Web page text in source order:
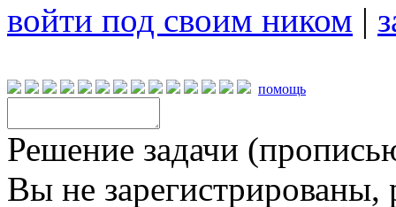
войти под своим ником |
помощь
Решение задачи
Вы не